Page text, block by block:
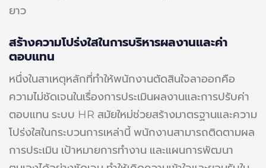
ยาว
สร้างความโปร่งใสในการบริหารผลงานและค่า
ตอบแทน
หนึ่งในสาเหตุหลักที่ทำให้พนักงานตัดสินใจลาออกคือ
ความไม่ชัดเจนในเรื่องการประเมินผลงานและการปรับค่า
ตอบแทน ระบบ HR สมัยใหม่ช่วยสร้างมาตรฐานและความ
โปร่งใสในกระบวนการเหล่านี้ พนักงานสามารถติดตามผล
การประเมิน เป้าหมายการทำงาน และแผนการพัฒนา